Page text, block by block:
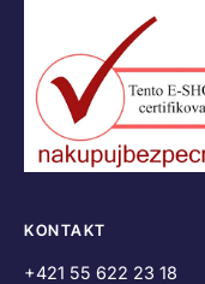
KONTAKT
+421 55 622 23 18